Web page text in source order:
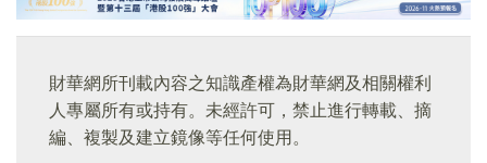
財華網所刊載內容之知識產權為財華網及相關權利
人專屬所有或持有。未經許可，禁止進行轉載、摘
編、複製及建立鏡像等任何使用。